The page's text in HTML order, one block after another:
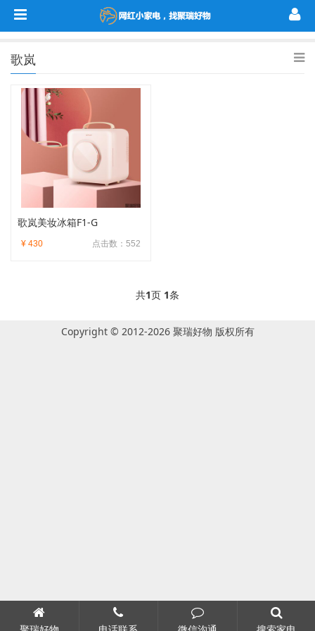
歌岚
歌岚美妆冰箱F1-G
点击数：552
¥ 430
共1页 1条
Copyright © 2012-2026 聚瑞好物 版权所有